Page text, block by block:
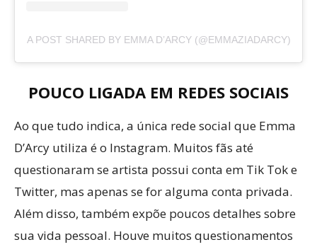
A POST SHARED BY EMMA D’ARCY (@EMMAZIADARCY)
POUCO LIGADA EM REDES SOCIAIS
Ao que tudo indica, a única rede social que Emma
D’Arcy utiliza é o Instagram. Muitos fãs até
questionaram se artista possui conta em Tik Tok e
Twitter, mas apenas se for alguma conta privada.
Além disso, também expõe poucos detalhes sobre
sua vida pessoal. Houve muitos questionamentos